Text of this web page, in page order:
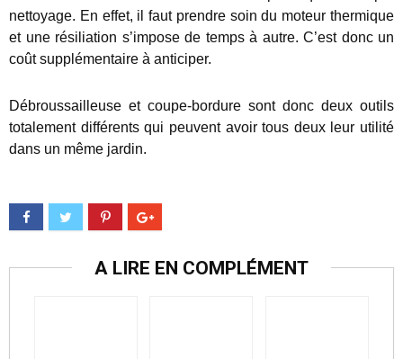
nettoyage. En effet, il faut prendre soin du moteur thermique
et une résiliation s’impose de temps à autre. C’est donc un
coût supplémentaire à anticiper.
Débroussailleuse et coupe-bordure sont donc deux outils
totalement différents qui peuvent avoir tous deux leur utilité
dans un même jardin.
A LIRE EN COMPLÉMENT